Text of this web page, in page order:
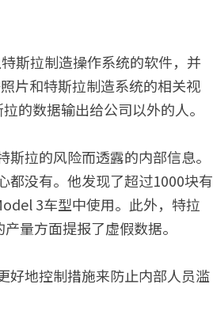
斯拉制造操作系统的软件，并
片和特斯拉制造系统的相关视
的数据输出给公司以外的人。
拉的风险而透露的内部信息。
都没有。他发现了超过1000块有
3车型中使用。此外，特拉
量方面提报了虚假数据。
好地控制措施来防止内部人员滥